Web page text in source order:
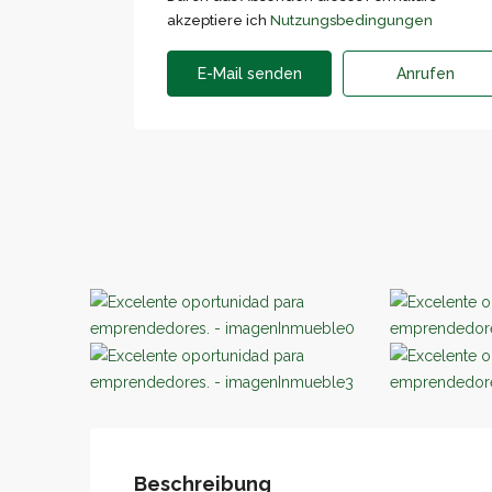
akzeptiere ich Nutzungsbedingungen
E-Mail senden Anrufen
Beschreibung